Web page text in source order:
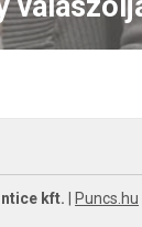
ntice kft. Puncs.hu